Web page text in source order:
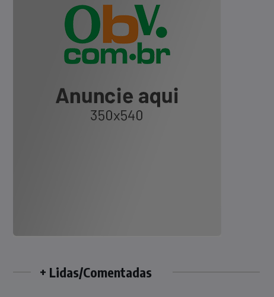
+ Lidas/Comentadas